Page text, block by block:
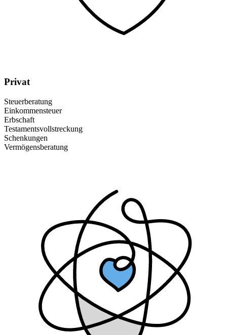
Privat
Steuerberatung
Einkommensteuer
Erbschaft
Testamentsvollstreckung
Schenkungen
Vermögensberatung